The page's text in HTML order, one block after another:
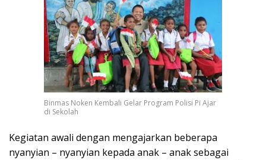
Binmas Noken Kembali Gelar Program Polisi Pi Ajar
di Sekolah
Kegiatan awali dengan mengajarkan beberapa
nyanyian – nyanyian kepada anak – anak sebagai